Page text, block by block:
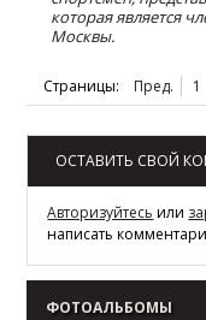
которая является
Москвы.
Страницы: Пред. 1
ОСТАВИТЬ СВОЙ
Авторизуйтесь или
написать
ФОТОАЛЬБОМЫ